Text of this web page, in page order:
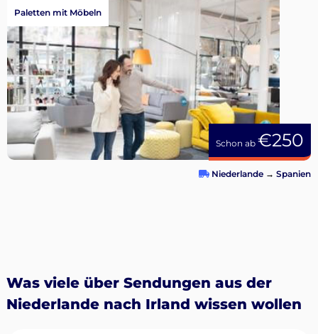
Schon ab €250
Paletten mit Möbeln
Niederlande → Spanien
Was viele über Sendungen aus der
Niederlande nach Irland wissen wollen